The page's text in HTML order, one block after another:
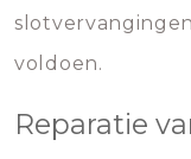
voldoen.
Reparatie